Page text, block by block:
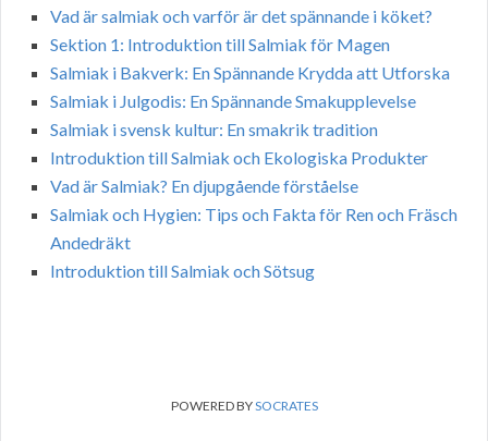
Vad är salmiak och varför är det spännande i köket?
Sektion 1: Introduktion till Salmiak för Magen
Salmiak i Bakverk: En Spännande Krydda att Utforska
Salmiak i Julgodis: En Spännande Smakupplevelse
Salmiak i svensk kultur: En smakrik tradition
Introduktion till Salmiak och Ekologiska Produkter
Vad är Salmiak? En djupgående förståelse
Salmiak och Hygien: Tips och Fakta för Ren och Fräsch
Andedräkt
Introduktion till Salmiak och Sötsug
POWERED BYSOCRATES